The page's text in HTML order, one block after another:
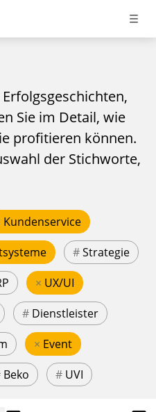
Sie im Detail, wie
profitieren können.
der Stichworte,
Kundenservice
#Strategie
× UX/UI
# Dienstleister
× Event
Beko # UVI